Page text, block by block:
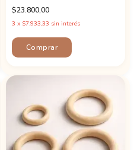
$23.800,00
3 x $7.933,33 sin interés